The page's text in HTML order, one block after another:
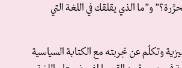
و”ما الذي يقلقك في اللغة التي
وتكلّم عن تجربته مع الكتابة السياسية